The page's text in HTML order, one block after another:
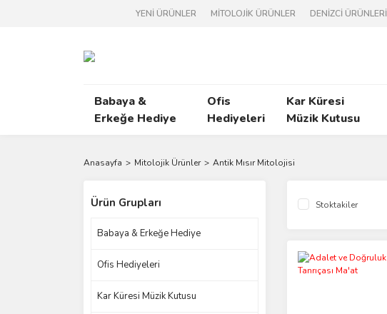
YENİ ÜRÜNLER MİTOLOJİK ÜRÜNLER DENİZCİ ÜRÜNLERİ
Babaya &
Erkeğe Hediye
Ofis
Hediyeleri
Kar Küresi
Müzik Kutusu
Anasayfa Mitolojik Ürünler Antik Mısır Mitolojisi
Ürün Grupları
Babaya & Erkeğe Hediye
Ofis Hediyeleri
Kar Küresi Müzik Kutusu
Stoktakiler